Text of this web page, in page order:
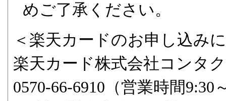
めご了承ください。
＜楽天カードのお申し込み
楽天カード株式会社コンタ
0570-66-6910（営業時間9:30